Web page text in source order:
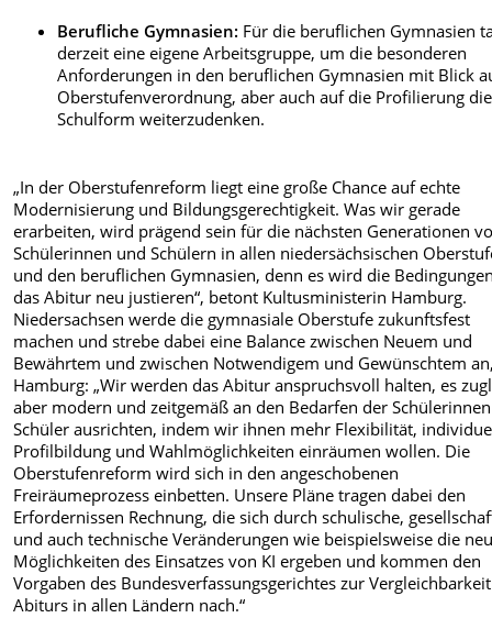
Berufliche Gymnasien: Für die beruflichen Gymnasien
derzeit eine eigene Arbeitsgruppe, um die besonderen
Anforderungen in den beruflichen Gymnasien mit Blick
Oberstufenverordnung, aber auch auf die Profilierung
Schulform weiterzudenken.
„In der Oberstufenreform liegt eine große Chance auf echte
Modernisierung und Bildungsgerechtigkeit. Was wir gerade
erarbeiten, wird prägend sein für die nächsten Generationen
Schülerinnen und Schülern in allen niedersächsischen
und den beruflichen Gymnasien, denn es wird die
das Abitur neu justieren“, betont Kultusministerin Hamburg.
Niedersachsen werde die gymnasiale Oberstufe zukunftsfest
machen und strebe dabei eine Balance zwischen Neuem und
Bewährtem und zwischen Notwendigem und Gewünschtem
Hamburg: „Wir werden das Abitur anspruchsvoll halten, es
aber modern und zeitgemäß an den Bedarfen der
Schüler ausrichten, indem wir ihnen mehr Flexibilität,
Profilbildung und Wahlmöglichkeiten einräumen wollen. Die
Oberstufenreform wird sich in den angeschobenen
Freiräumeprozess einbetten. Unsere Pläne tragen dabei den
Erfordernissen Rechnung, die sich durch schulische,
und auch technische Veränderungen wie beispielsweise die
Möglichkeiten des Einsatzes von KI ergeben und kommen den
Vorgaben des Bundesverfassungsgerichtes zur
Abiturs in allen Ländern nach.“